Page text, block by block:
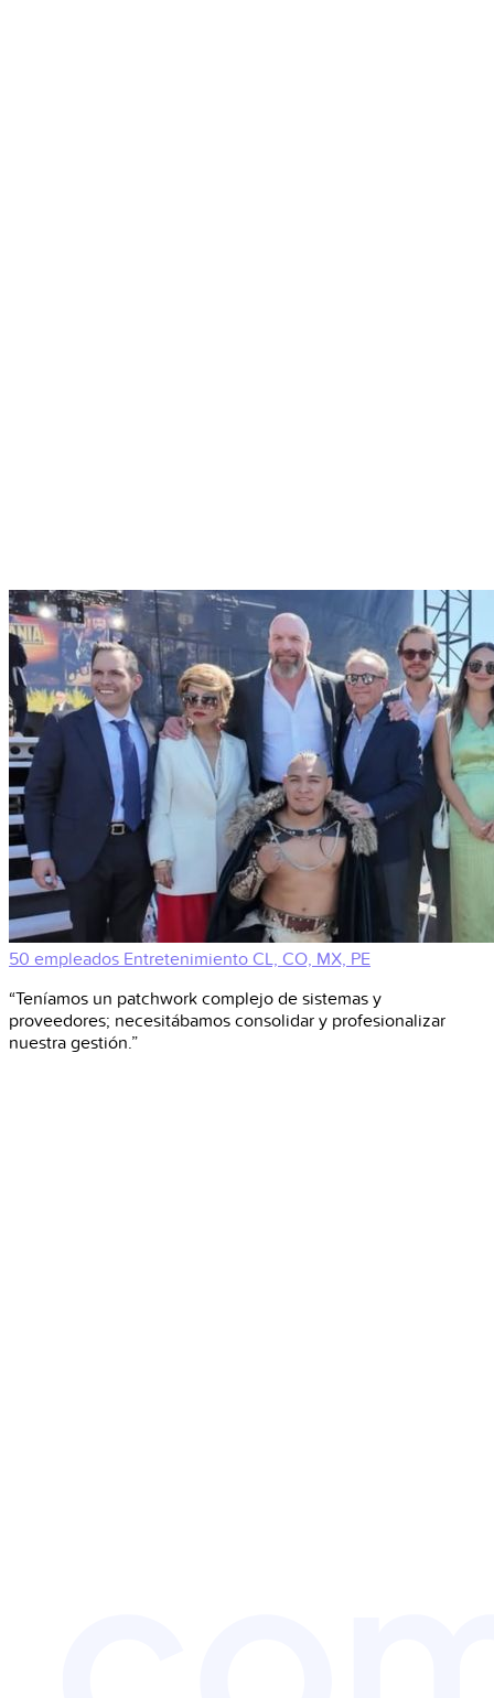
50 empleados Entretenimiento CL, CO, MX, PE
“Teníamos un patchwork complejo de sistemas y
proveedores; necesitábamos consolidar y profesionalizar
nuestra gestión.”